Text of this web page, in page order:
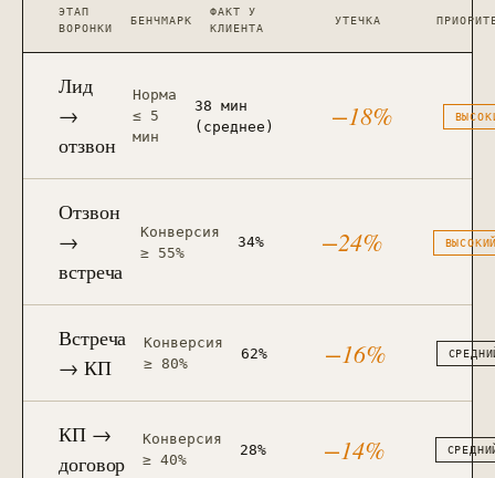
ЭТАП
ВОРОНКИ
БЕНЧМАРК
ФАКТ У
КЛИЕНТА
УТЕЧКА
Лид
→
отзвон
Норма
≤ 5
мин
38 мин
(среднее)
−18%
Отзвон
→
встреча
Конверсия
≥ 55%
34% −24%
Встреча
→ КП
Конверсия
≥ 80%
62% −16%
КП →
договор
Конверсия
≥ 40%
28% −14%